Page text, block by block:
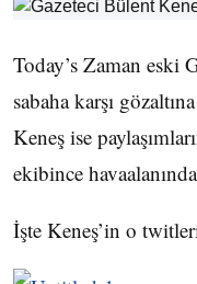
Today’s Zaman eski
sabaha karşı
Keneş ise
ekibince
İşte Keneş’in o